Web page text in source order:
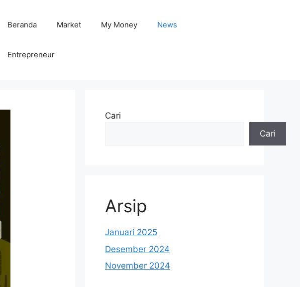
Beranda Market My Money News
Entrepreneur
Cari
Cari
Arsip
Januari 2025
Desember 2024
November 2024